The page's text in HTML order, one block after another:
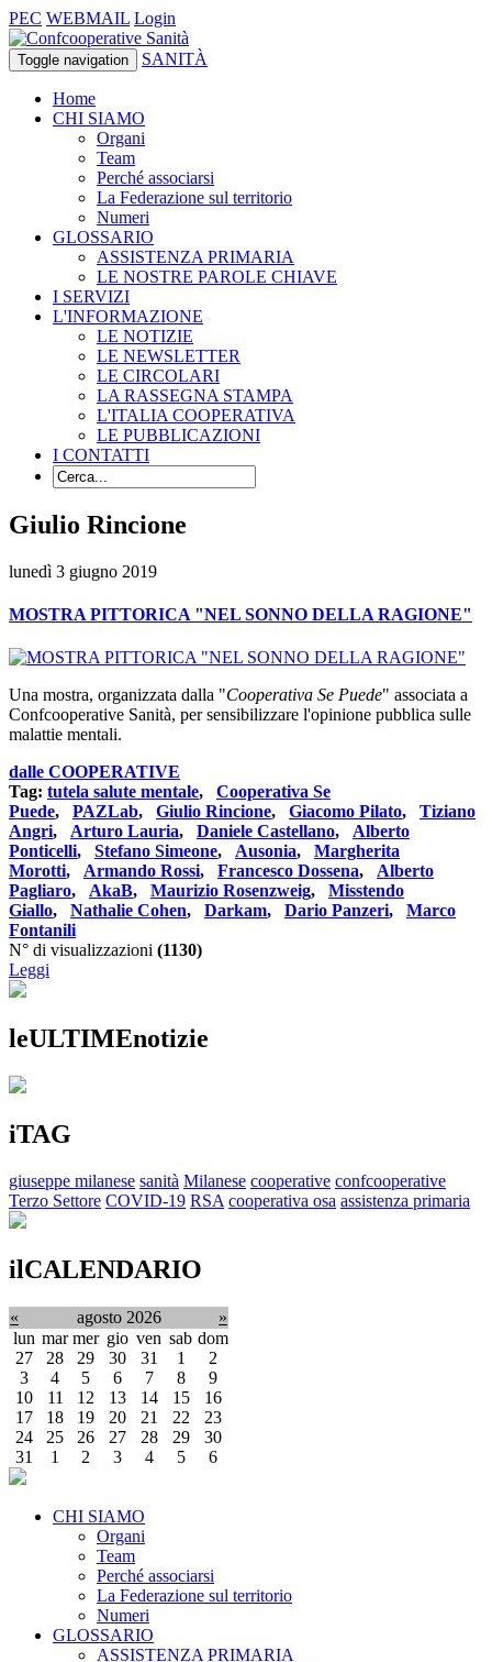
PEC WEBMAIL Login
Toggle navigation SANITÀ
Home
CHI SIAMO
Organi
Team
Perché associarsi
La Federazione sul territorio
Numeri
GLOSSARIO
ASSISTENZA PRIMARIA
LE NOSTRE PAROLE CHIAVE
I SERVIZI
L'INFORMAZIONE
LE NOTIZIE
LE NEWSLETTER
LE CIRCOLARI
LA RASSEGNA STAMPA
L'ITALIA COOPERATIVA
LE PUBBLICAZIONI
I CONTATTI
Giulio Rincione
lunedì 3 giugno 2019
MOSTRA PITTORICA "NEL SONNO DELLA RAGIONE"
Una mostra, organizzata dalla "Cooperativa Se Puede" associata a
Confcooperative Sanità, per sensibilizzare l'opinione pubblica sulle
malattie mentali.
dalle COOPERATIVE
Tag: tutela salute mentale, Cooperativa Se
Puede, PAZLab, Giulio Rincione, Giacomo Pilato, Tiziano
Angri, Arturo Lauria, Daniele Castellano, Alberto
Ponticelli, Stefano Simeone, Ausonia, Margherita
Morotti, Armando Rossi, Francesco Dossena, Alberto
Pagliaro, AkaB, Maurizio Rosenzweig, Misstendo
Giallo, Nathalie Cohen, Darkam, Dario Panzeri, Marco
Fontanili
N° di visualizzazioni (1130)
Leggi
leULTIMEnotizie
iTAG
giuseppe milanese sanità Milanese cooperative confcooperative
Terzo Settore COVID-19 RSA cooperativa osa assistenza primaria
ilCALENDARIO
« agosto 2026
»
lun mar mer gio ven sab dom
27
28 29 30 31 1
2
3
4 5 6 7 8
9
10
11 12 13 14 15
16
17
18 19 20 21 22
23
24
25 26 27 28 29
30
31
1 2 3 4 5 6
CHI SIAMO
Organi
Team
Perché associarsi
La Federazione sul territorio
Numeri
GLOSSARIO
ASSISTENZA PRIMARIA